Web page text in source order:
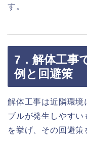
す。
7．解体工事
例と回避策
解体工事は近隣環境
ブルが発生しやすい
を挙げ、その回避策